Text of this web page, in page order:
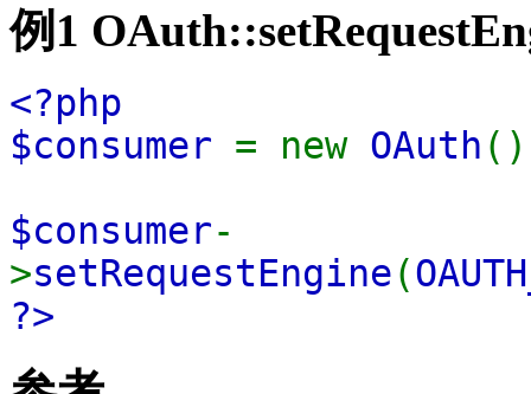
例1
<?php
$consumer = new OAuth
$consumer-
>setRequestEngine(
?>